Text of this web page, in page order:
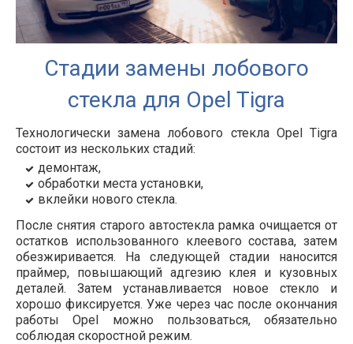
Стадии замены лобового
стекла для Opel Tigra
Технологически замена лобового стекла Opel Tigra
состоит из нескольких стадий:
демонтаж,
обработки места установки,
вклейки нового стекла.
После снятия старого автостекла рамка очищается от
остатков использованного клеевого состава, затем
обезжиривается. На следующей стадии наносится
праймер, повышающий адгезию клея и кузовных
деталей. Затем устанавливается новое стекло и
хорошо фиксируется. Уже через час после окончания
работы Opel можно пользоваться, обязательно
соблюдая скоростной режим.